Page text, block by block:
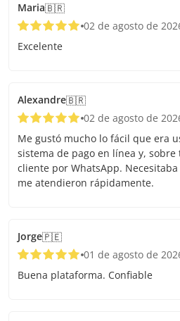
Maria🇧🇷
02 de agosto de
Excelente
Alexandre🇧🇷
02 de agosto de
Me gustó mucho lo fácil que era
sistema de pago en línea y,
cliente por WhatsApp.
me atendieron rápidamente.
Jorge🇵🇪
01 de agosto de
Buena plataforma. Confiable